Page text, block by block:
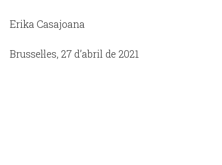
Erika Casajoana
Brussel·les, 27 d’abril de 2021